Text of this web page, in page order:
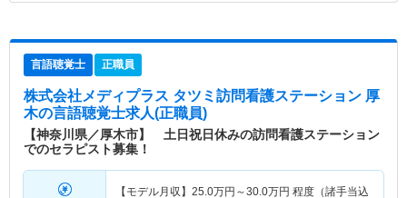
言語聴覚士 正職員
株式会社メディプラス タツミ訪問看護ステーション 厚
木の言語聴覚士求人(正職員)
【神奈川県／厚木市】 土日祝日休みの訪問看護ステーション
でのセラピスト募集！
【モデル月収】 25.0万円～30.0万円 程度（諸手当込